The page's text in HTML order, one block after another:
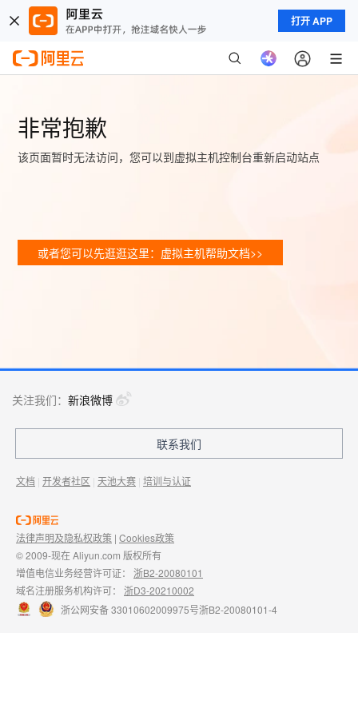
打开 APP
非常抱歉
该页面暂时无法访问，您可以到虚拟主机控制台重新启动站点
或者您可以先逛逛这里：虚拟主机帮助文档>>